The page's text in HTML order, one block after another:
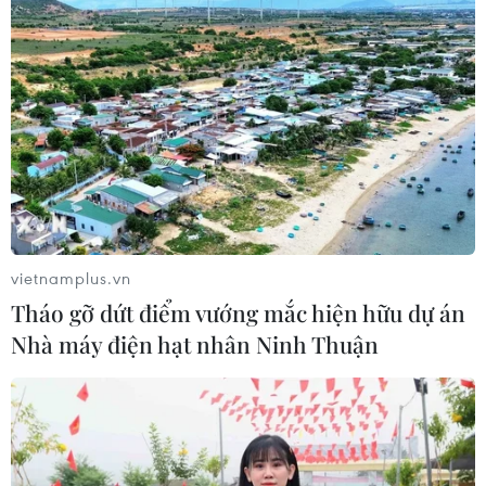
Triệu hồi để kiểm tra sản phẩm xe
môtô Honda CB1000 Hornet
29/07/2026 07:19
Nhà sản xuất ôtô Porsche cắt giảm
thêm 5.000 việc làm
27/07/2026 14:48
Trung Quốc đẩy mạnh chiến lược
"toàn chuỗi" trong xuất khẩu xe năng
lượng mới
27/07/2026 11:16
vietnamplus.vn
Tháo gỡ dứt điểm vướng mắc hiện hữu dự án
Nhà máy điện hạt nhân Ninh Thuận